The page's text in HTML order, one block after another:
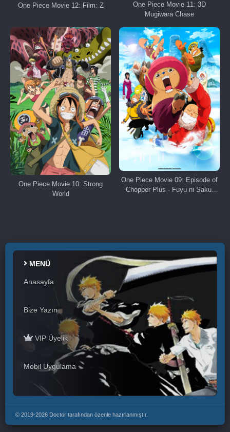
One Piece Movie 12: Film: Z
One Piece Movie 11: 3D
Mugiwara Chase
One Piece Movie 10: Strong
World
One Piece Movie 09: Episode of
Chopper Plus - Fuyu ni Saku,
MENÜ
Anasayfa
Bize Yazın
VIP Üyelik
Mobil Uygulama
© 2019-2026 Doctor tarafından özenle hazırlanmıştır.